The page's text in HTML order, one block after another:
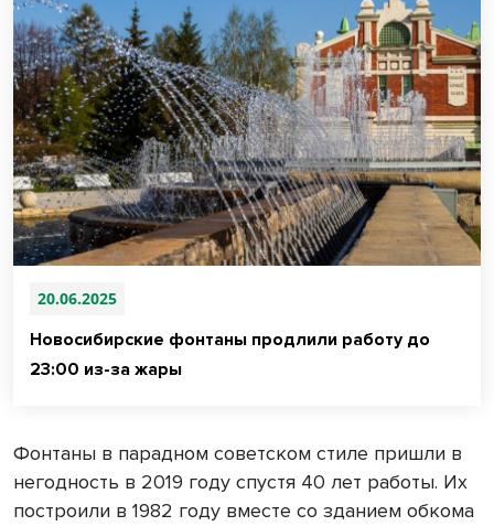
20.06.2025
Новосибирские фонтаны продлили работу до
23:00 из-за жары
Фонтаны в парадном советском стиле пришли в
негодность в 2019 году спустя 40 лет работы. Их
построили в 1982 году вместе со зданием обкома